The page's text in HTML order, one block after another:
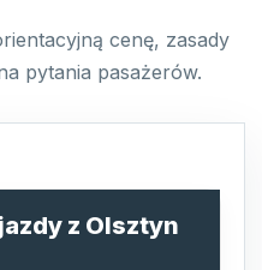
cenę, zasady
pytania pasażerów.
z Olsztyn